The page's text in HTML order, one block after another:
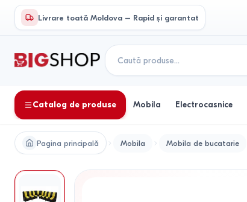
Livrare toată Moldova – Rapid și garantat
Catalog de produse Mobila Electrocasnice
Pagina principală Mobila Mobila de bucatarie